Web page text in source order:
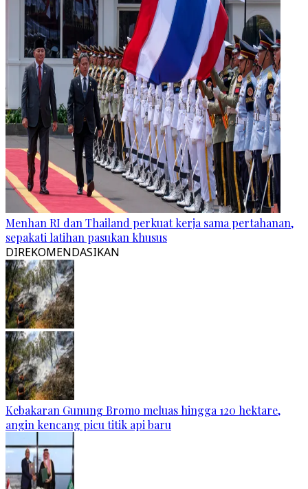
Menhan RI dan Thailand perkuat kerja sama pertahanan,
sepakati latihan pasukan khusus
DIREKOMENDASIKAN
Kebakaran Gunung Bromo meluas hingga 120 hektare,
angin kencang picu titik api baru